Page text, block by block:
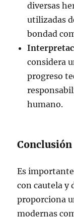
diversas
utilizadas
bondad
considera
progreso
humano.
Conclusión
Es
con cautela y
proporciona
modernas